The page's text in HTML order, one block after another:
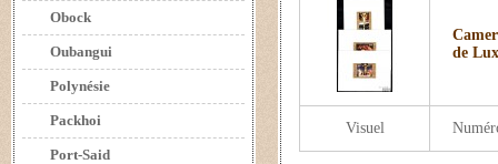
Obock
Oubangui
Polynésie
Packhoi
Port-Said
Visuel
de